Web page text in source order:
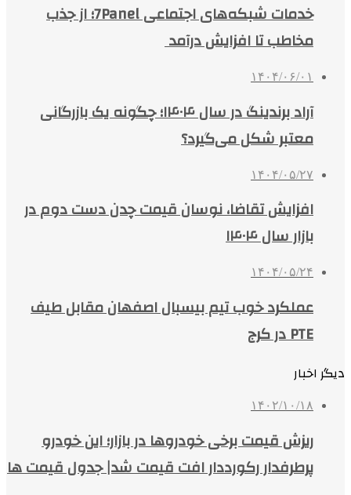
خدمات شبکه‌های اجتماعی 7Panel؛ از جذب
مخاطب تا افزایش درآمد
۱۴۰۴/۰۶/۰۱
آراد برندینگ در سال ۱۴۰۴؛ چگونه یک بازرگانی
معتبر شکل می‌گیرد؟
۱۴۰۴/۰۵/۲۷
افزایش تقاضا، نوسان قیمت چدن دست دوم در
بازار سال ۱۴۰۴
۱۴۰۴/۰۵/۲۴
عملکرد خوب تیم بیسبال اصفهان مقابل طیف
PTE در کرج
دیگر اخبار
۱۴۰۲/۱۰/۱۸
ریزش قیمت برخی خودروها در بازار؛ این خودرو
پرطرفدار رکورددار افت قیمت شد| جدول قیمت ها